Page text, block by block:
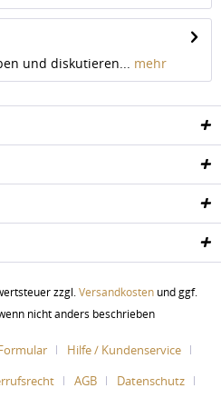
und diskutieren... mehr
zzgl.Versandkosten und ggf.
nicht anders beschrieben
Hilfe / Kundenservice
AGB
Datenschutz